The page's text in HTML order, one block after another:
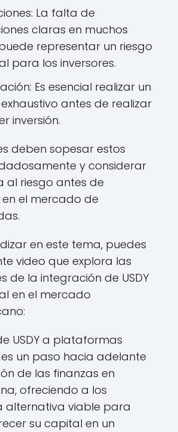
La falta de
claras en muchos
representar un riesgo
para los inversores.
Es esencial realizar un
antes de realizar
inversión.
deben sopesar estos
y considerar
al riesgo antes de
el mercado de
en este tema, puedes
video que explora las
de la integración de USDY
en el mercado
USDY a plataformas
un paso hacia adelante
de las finanzas en
ofreciendo a los
alternativa viable para
su capital en un